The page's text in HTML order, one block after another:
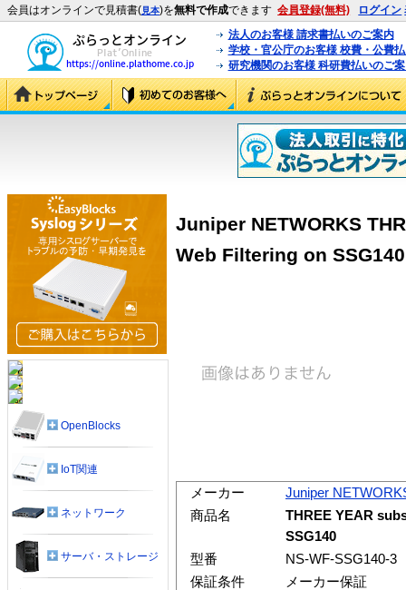
会員はオンラインで見積書(見本)を無料で作成できます 会員登録(無料) ログイン
法人のお客様 請求書払いのご案内
学校・官公庁のお客様 校費・公費
研究機関のお客様 科研費払いのご
Juniper NETWORKS
Web Filtering on
メーカー
Juniper
商品名
THREE YEAR
SSG140
型番
NS-WF-SSG140-3
保証条件
メーカー保証
OpenBlocks
IoT関連
ネットワーク
サーバ・ストレージ